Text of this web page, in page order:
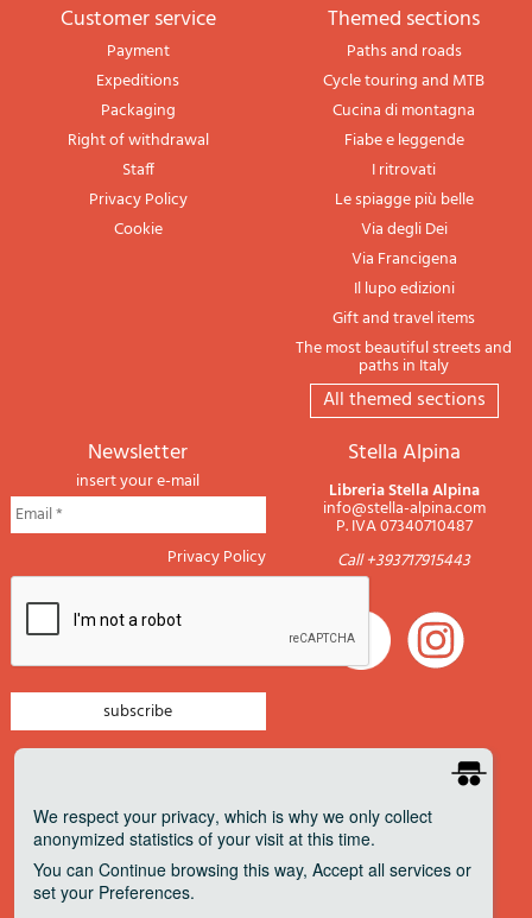
Customer service
Payment
Expeditions
Packaging
Right of withdrawal
Staff
Privacy Policy
Cookie
themed sections
Paths and roads
Cycle touring and MTB
Cucina di montagna
Fiabe e leggende
I ritrovati
Le spiagge più belle
Via degli Dei
Via Francigena
Il lupo edizioni
Gift and travel items
The most beautiful streets and
paths in Italy
All themed sections
newsletter
insert your e-mail
Privacy Policy
newsletter travels
newsletter military
Stella Alpina
Libreria Stella Alpina
info@stella-alpina.com
P. IVA 07340710487
Call +393717915443
We respect your privacy, which is why we only collect
anonymized statistics of your visit at this time.
You can Continue browsing this way, Accept all services or
set your Preferences.